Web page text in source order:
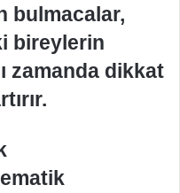
bulmacalar,
bireylerin
zamanda dikkat